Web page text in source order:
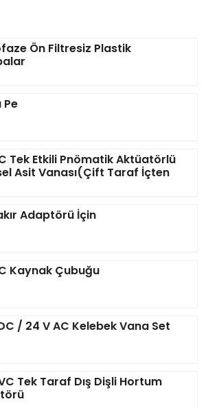
Ön Filtresiz Plastik
Pe
Tek Etkili Pnömatik Aktüatörlü
Asit Vanası(Çift Taraf İçten
Adaptörü İçin
Kaynak Çubuğu
/ 24 V AC Kelebek Vana Set
Tek Taraf Dış Dişli Hortum